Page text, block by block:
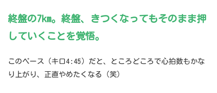
終盤の7km。終盤、きつくなってもそのまま押
していくことを覚悟。
このペース（キロ4:45）だと、ところどころで心拍数もかな
り上がり、正直やめたくなる（笑）